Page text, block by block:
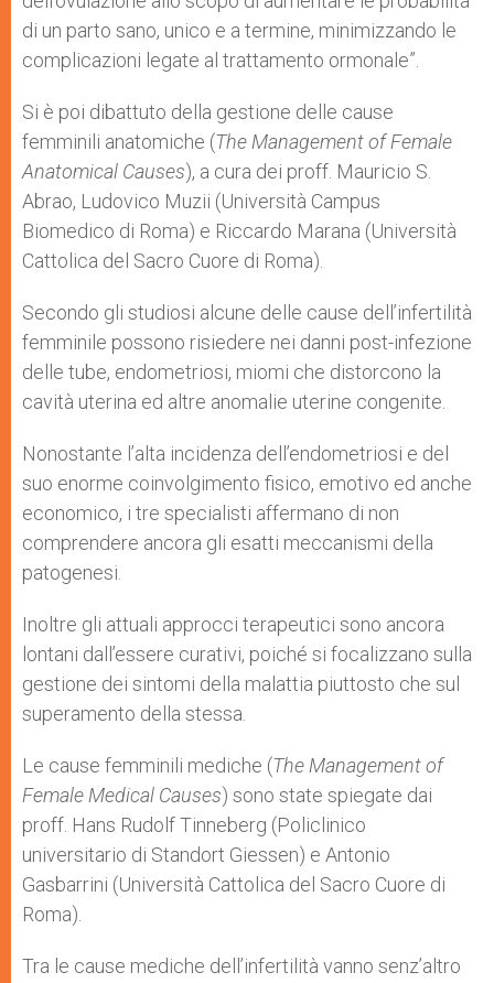
di un parto sano, unico e a termine, minimizzando le
complicazioni legate al trattamento ormonale”.
Si è poi dibattuto della gestione delle cause
femminili anatomiche (The Management of Female
Anatomical Causes), a cura dei proff. Mauricio S.
Abrao, Ludovico Muzii (Università Campus
Biomedico di Roma) e Riccardo Marana (Università
Cattolica del Sacro Cuore di Roma).
Secondo gli studiosi alcune delle cause dell’infertilità
femminile possono risiedere nei danni post-infezione
delle tube, endometriosi, miomi che distorcono la
cavità uterina ed altre anomalie uterine congenite.
Nonostante l’alta incidenza dell’endometriosi e del
suo enorme coinvolgimento fisico, emotivo ed anche
economico, i tre specialisti affermano di non
comprendere ancora gli esatti meccanismi della
patogenesi.
Inoltre gli attuali approcci terapeutici sono ancora
lontani dall’essere curativi, poiché si focalizzano sulla
gestione dei sintomi della malattia piuttosto che sul
superamento della stessa.
Le cause femminili mediche (The Management of
Female Medical Causes) sono state spiegate dai
proff. Hans Rudolf Tinneberg (Policlinico
universitario di Standort Giessen) e Antonio
Gasbarrini (Università Cattolica del Sacro Cuore di
Roma).
Tra le cause mediche dell’infertilità vanno senz’altro